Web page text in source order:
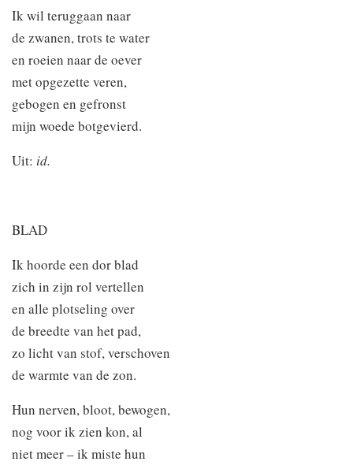
Ik wil teruggaan naar
de zwanen, trots te water
en roeien naar de oever
met opgezette veren,
gebogen en gefronst
mijn woede botgevierd.
Uit: id.
BLAD
Ik hoorde een dor blad
zich in zijn rol vertellen
en alle plotseling over
de breedte van het pad,
zo licht van stof, verschoven
de warmte van de zon.
Hun nerven, bloot, bewogen,
nog voor ik zien kon, al
niet meer – ik miste hun